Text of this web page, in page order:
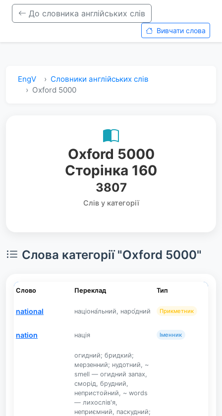
До словника англійських слів
Вивчати слова
EngV
Словники англійських слів
Oxford 5000
Oxford 5000
Сторінка 160
3807
Слів у категорії
Слова категорії "Oxford 5000"
Слово Переклад Тип
national націона́льний, наро́дний Прикметник
nation нація Іменник
огидний; бридкий;
мерзенний; нудотний, ~
smell — огидний запах,
сморід, брудний,
непристойний, ~ words
— лихослів'я,
неприємний, паскудний;